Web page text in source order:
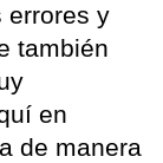
errores y
también
en
de manera